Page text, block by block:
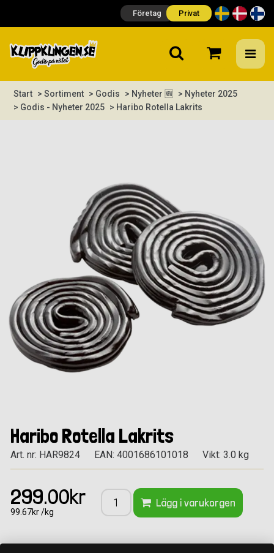
Företag Privat
Start > Sortiment > Godis > Nyheter 🆕
> Nyheter 2025
> Godis - Nyheter 2025 > Haribo Rotella Lakrits
Haribo Rotella Lakrits
Art. nr: HAR9824 EAN: 4001686101018 Vikt: 3.0 kg
299.00kr
99.67kr /kg
Lägg i varukorgen